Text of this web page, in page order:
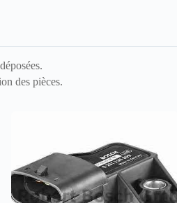
des pièces.